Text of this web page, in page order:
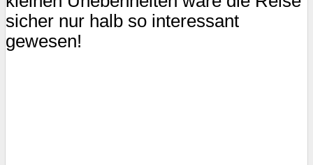
sicher nur halb so interessant
gewesen!